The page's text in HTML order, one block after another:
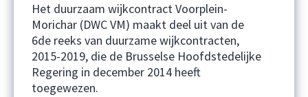
Het duurzaam wijkcontract Voorplein-
Morichar (DWC VM) maakt deel uit van de
6de reeks van duurzame wijkcontracten,
2015-2019, die de Brusselse Hoofdstedelijke
Regering in december 2014 heeft
toegewezen.